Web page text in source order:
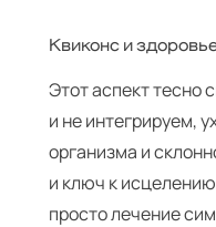
Квиконс и
Этот аспект тесно
и не интегрируем,
организма и
и ключ к
просто лечение